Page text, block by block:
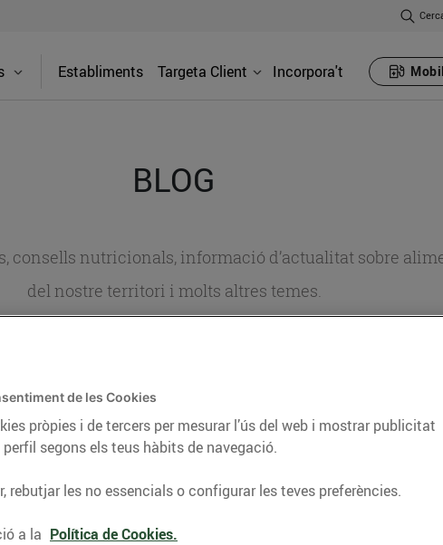
Establiments Targeta Client Incorpora't
BLOG
consells nutricionals, informació d’actualitat sobre
del nostre territori i molts altres temes.
de les Cookies
pròpies i de tercers per mesurar l’ús del web i mostrar publicitat
segons els teus hàbits de navegació.
rebutjar les no essencials o configurar les teves preferències.
a la Política de Cookies.